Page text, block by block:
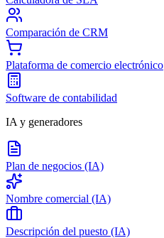
Comparación de CRM
Plataforma de comercio electrónico
Software de contabilidad
IA y generadores
Plan de negocios (IA)
Nombre comercial (IA)
Descripción del puesto (IA)